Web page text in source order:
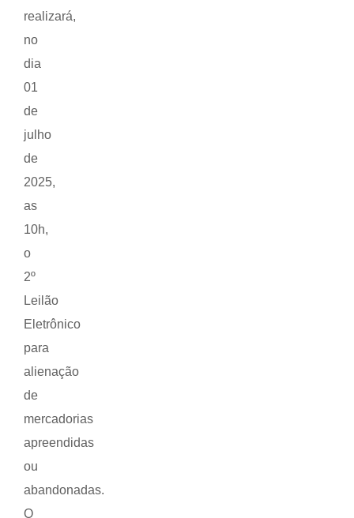
realizará,
no
dia
01
de
julho
de
2025,
as
10h,
o
2º
Leilão
Eletrônico
para
alienação
de
mercadorias
apreendidas
ou
abandonadas.
O